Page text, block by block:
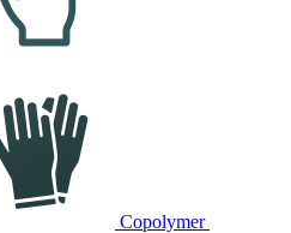
Copolymer